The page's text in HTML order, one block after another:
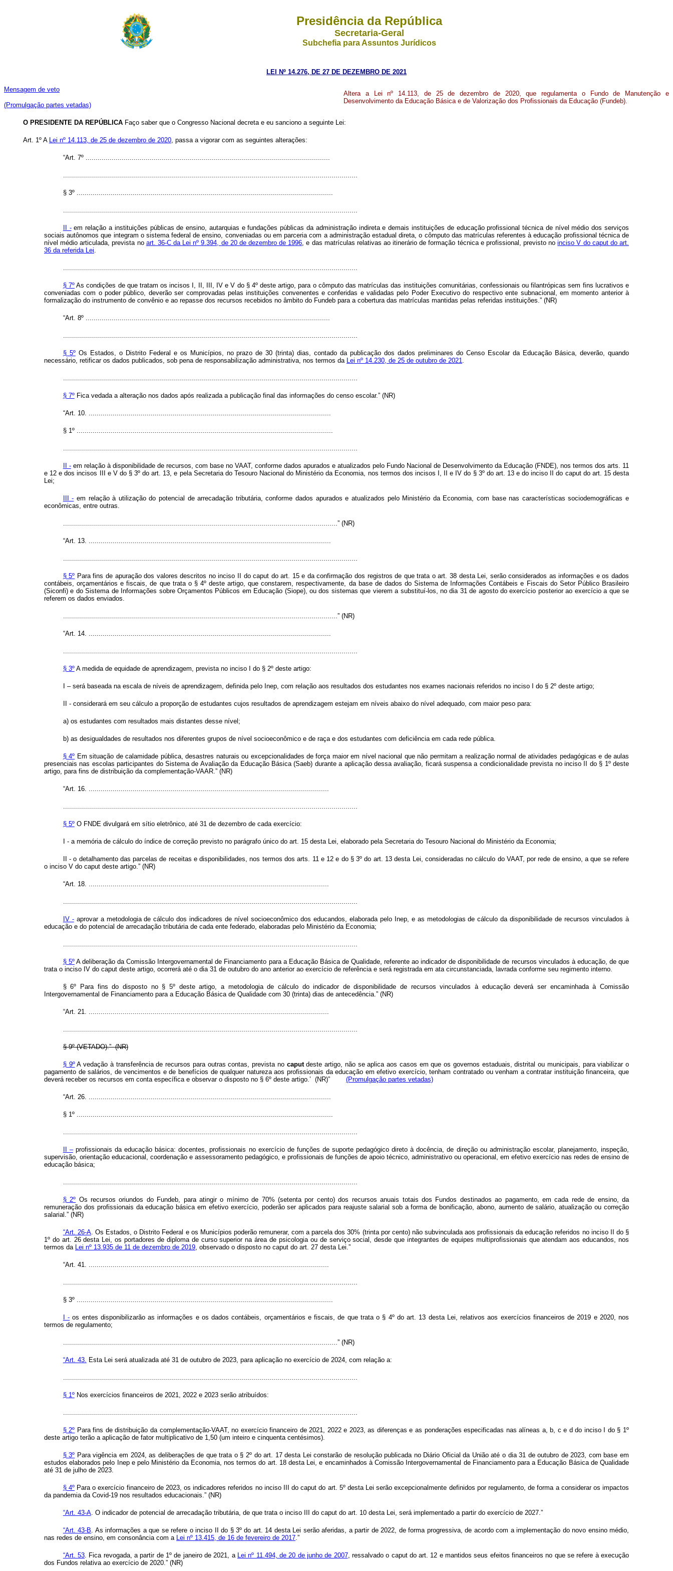
Presidência da República
Secretaria-Geral
Subchefia para Assuntos Jurídicos
LEI Nº 14.276, DE 27 DE DEZEMBRO DE 2021
Mensagem de veto
(Promulgação partes vetadas)
Altera a Lei nº 14.113, de 25 de dezembro de 2020, que regulamenta o Fundo de Manutenção e
Desenvolvimento da Educação Básica e de Valorização dos Profissionais da Educação (Fundeb).
O PRESIDENTE DA REPÚBLICAFaço saber que o Congresso Nacional decreta e eu sanciono a seguinte Lei:
Art. 1º A Lei nº 14.113, de 25 de dezembro de 2020, passa a vigorar com as seguintes alterações:
“Art. 7º ..........................................................................................................................
...................................................................................................................................................
§ 3º ................................................................................................................................
...................................................................................................................................................
II -em relação a instituições públicas de ensino, autarquias e fundações públicas da administração indireta e demais instituições de educação profissional técnica de nível médio dos serviços
sociais autônomos que integram o sistema federal de ensino, conveniadas ou em parceria com a administração estadual direta, o cômputo das matrículas referentes à educação profissional técnica de
nível médio articulada, prevista no art. 36-C da Lei nº 9.394, de 20 de dezembro de 1996, e das matrículas relativas ao itinerário de formação técnica e profissional, previsto noinciso V do caput do art.
36 da referida Lei.
...................................................................................................................................................
§ 7ºAs condições de que tratam os incisos I, II, III, IV e V do § 4º deste artigo, para o cômputo das matrículas das instituições comunitárias, confessionais ou filantrópicas sem fins lucrativos e
conveniadas com o poder público, deverão ser comprovadas pelas instituições convenentes e conferidas e validadas pelo Poder Executivo do respectivo ente subnacional, em momento anterior à
formalização do instrumento de convênio e ao repasse dos recursos recebidos no âmbito do Fundeb para a cobertura das matrículas mantidas pelas referidas instituições.” (NR)
“Art. 8º ..........................................................................................................................
...................................................................................................................................................
§ 5ºOs Estados, o Distrito Federal e os Municípios, no prazo de 30 (trinta) dias, contado da publicação dos dados preliminares do Censo Escolar da Educação Básica, deverão, quando
necessário, retificar os dados publicados, sob pena de responsabilização administrativa, nos termos da Lei nº 14.230, de 25 de outubro de 2021.
...................................................................................................................................................
§ 7ºFica vedada a alteração nos dados após realizada a publicação final das informações do censo escolar.” (NR)
“Art. 10. .........................................................................................................................
§ 1º ................................................................................................................................
...................................................................................................................................................
II -em relação à disponibilidade de recursos, com base no VAAT, conforme dados apurados e atualizados pelo Fundo Nacional de Desenvolvimento da Educação (FNDE), nos termos dos arts. 11
e 12 e dos incisos III e V do § 3º do art. 13, e pela Secretaria do Tesouro Nacional do Ministério da Economia, nos termos dos incisos I, II e IV do § 3º do art. 13 e do inciso II do caputdo art. 15 desta
Lei;
III - em relação à utilização do potencial de arrecadação tributária, conforme dados apurados e atualizados pelo Ministério da Economia, com base nas características sociodemográficas e
econômicas, entre outras.
.........................................................................................................................................” (NR)
“Art. 13. .........................................................................................................................
...................................................................................................................................................
§ 5º Para fins de apuração dos valores descritos no inciso II docaput do art. 15 e da confirmação dos registros de que trata o art. 38 desta Lei, serão considerados as informações e os dados
contábeis, orçamentários e fiscais, de que trata o § 4º deste artigo, que constarem, respectivamente, da base de dados do Sistema de Informações Contábeis e Fiscais do Setor Público Brasileiro
(Siconfi) e do Sistema de Informações sobre Orçamentos Públicos em Educação (Siope), ou dos sistemas que vierem a substituí-los, no dia 31 de agosto do exercício posterior ao exercício a que se
referem os dados enviados.
.........................................................................................................................................” (NR)
“Art. 14. .........................................................................................................................
...................................................................................................................................................
§ 3ºA medida de equidade de aprendizagem, prevista no inciso I do § 2º deste artigo:
I – será baseada na escala de níveis de aprendizagem, definida pelo Inep, com relação aos resultados dos estudantes nos exames nacionais referidos no inciso I do § 2º deste artigo;
II - considerará em seu cálculo a proporção de estudantes cujos resultados de aprendizagem estejam em níveis abaixo do nível adequado, com maior peso para:
a) os estudantes com resultados mais distantes desse nível;
b) as desigualdades de resultados nos diferentes grupos de nível socioeconômico e de raça e dos estudantes com deficiência em cada rede pública.
§ 4º Em situação de calamidade pública, desastres naturais ou excepcionalidades de força maior em nível nacional que não permitam a realização normal de atividades pedagógicas e de aulas
presenciais nas escolas participantes do Sistema de Avaliação da Educação Básica (Saeb) durante a aplicação dessa avaliação, ficará suspensa a condicionalidade prevista no inciso II do § 1º deste
artigo, para fins de distribuição da complementação-VAAR.” (NR)
“Art. 16. ........................................................................................................................
...................................................................................................................................................
§ 5ºO FNDE divulgará em sítio eletrônico, até 31 de dezembro de cada exercício:
I - a memória de cálculo do índice de correção previsto no parágrafo único do art. 15 desta Lei, elaborado pela Secretaria do Tesouro Nacional do Ministério da Economia;
II - o detalhamento das parcelas de receitas e disponibilidades, nos termos dos arts. 11 e 12 e do § 3º do art. 13 desta Lei, consideradas no cálculo do VAAT, por rede de ensino, a que se refere
o inciso V do caput deste artigo.” (NR)
“Art. 18. ........................................................................................................................
...................................................................................................................................................
IV -aprovar a metodologia de cálculo dos indicadores de nível socioeconômico dos educandos, elaborada pelo Inep, e as metodologias de cálculo da disponibilidade de recursos vinculados à
educação e do potencial de arrecadação tributária de cada ente federado, elaboradas pelo Ministério da Economia;
...................................................................................................................................................
§ 5ºA deliberação da Comissão Intergovernamental de Financiamento para a Educação Básica de Qualidade, referente ao indicador de disponibilidade de recursos vinculados à educação, de que
trata o inciso IV do caput deste artigo, ocorrerá até o dia 31 de outubro do ano anterior ao exercício de referência e será registrada em ata circunstanciada, lavrada conforme seu regimento interno.
§ 6º Para fins do disposto no § 5º deste artigo, a metodologia de cálculo do indicador de disponibilidade de recursos vinculados à educação deverá ser encaminhada à Comissão
Intergovernamental de Financiamento para a Educação Básica de Qualidade com 30 (trinta) dias de antecedência.” (NR)
“Art. 21. ........................................................................................................................
...................................................................................................................................................
§ 9º (VETADO).” (NR)
§ 9ºA vedação à transferência de recursos para outras contas, prevista no caputdeste artigo, não se aplica aos casos em que os governos estaduais, distrital ou municipais, para viabilizar o
pagamento de salários, de vencimentos e de benefícios de qualquer natureza aos profissionais da educação em efetivo exercício, tenham contratado ou venham a contratar instituição financeira, que
deverá receber os recursos em conta específica e observar o disposto no § 6º deste artigo.’ (NR)” (Promulgação partes vetadas)
“Art. 26. .........................................................................................................................
§ 1º ................................................................................................................................
...................................................................................................................................................
II –profissionais da educação básica: docentes, profissionais no exercício de funções de suporte pedagógico direto à docência, de direção ou administração escolar, planejamento, inspeção,
supervisão, orientação educacional, coordenação e assessoramento pedagógico, e profissionais de funções de apoio técnico, administrativo ou operacional, em efetivo exercício nas redes de ensino de
educação básica;
...................................................................................................................................................
§ 2º Os recursos oriundos do Fundeb, para atingir o mínimo de 70% (setenta por cento) dos recursos anuais totais dos Fundos destinados ao pagamento, em cada rede de ensino, da
remuneração dos profissionais da educação básica em efetivo exercício, poderão ser aplicados para reajuste salarial sob a forma de bonificação, abono, aumento de salário, atualização ou correção
salarial.” (NR)
“Art. 26-A. Os Estados, o Distrito Federal e os Municípios poderão remunerar, com a parcela dos 30% (trinta por cento) não subvinculada aos profissionais da educação referidos no inciso II do §
1º do art. 26 desta Lei, os portadores de diploma de curso superior na área de psicologia ou de serviço social, desde que integrantes de equipes multiprofissionais que atendam aos educandos, nos
termos da Lei nº 13.935 de 11 de dezembro de 2019, observado o disposto no caput do art. 27 desta Lei.”
“Art. 41. ........................................................................................................................
...................................................................................................................................................
§ 3º ................................................................................................................................
I - os entes disponibilizarão as informações e os dados contábeis, orçamentários e fiscais, de que trata o § 4º do art. 13 desta Lei, relativos aos exercícios financeiros de 2019 e 2020, nos
termos de regulamento;
.........................................................................................................................................” (NR)
“Art. 43. Esta Lei será atualizada até 31 de outubro de 2023, para aplicação no exercício de 2024, com relação a:
...................................................................................................................................................
§ 1ºNos exercícios financeiros de 2021, 2022 e 2023 serão atribuídos:
...................................................................................................................................................
§ 2º Para fins de distribuição da complementação-VAAT, no exercício financeiro de 2021, 2022 e 2023, as diferenças e as ponderações especificadas nas alíneas a, b, c e d do inciso I do § 1º
deste artigo terão a aplicação de fator multiplicativo de 1,50 (um inteiro e cinquenta centésimos).
§ 3º Para vigência em 2024, as deliberações de que trata o § 2º do art. 17 desta Lei constarão de resolução publicada no Diário Oficial da União até o dia 31 de outubro de 2023, com base em
estudos elaborados pelo Inep e pelo Ministério da Economia, nos termos do art. 18 desta Lei, e encaminhados à Comissão Intergovernamental de Financiamento para a Educação Básica de Qualidade
até 31 de julho de 2023.
§ 4ºPara o exercício financeiro de 2023, os indicadores referidos no inciso III docaput do art. 5º desta Lei serão excepcionalmente definidos por regulamento, de forma a considerar os impactos
da pandemia da Covid-19 nos resultados educacionais.” (NR)
“Art. 43-A. O indicador de potencial de arrecadação tributária, de que trata o inciso III do caputdo art. 10 desta Lei, será implementado a partir do exercício de 2027.”
“Art. 43-B. As informações a que se refere o inciso II do § 3º do art. 14 desta Lei serão aferidas, a partir de 2022, de forma progressiva, de acordo com a implementação do novo ensino médio,
nas redes de ensino, em consonância com a Lei nº 13.415, de 16 de fevereiro de 2017.”
“Art. 53. Fica revogada, a partir de 1º de janeiro de 2021, a Lei nº 11.494, de 20 de junho de 2007, ressalvado o caputdo art. 12 e mantidos seus efeitos financeiros no que se refere à execução
dos Fundos relativa ao exercício de 2020.” (NR)